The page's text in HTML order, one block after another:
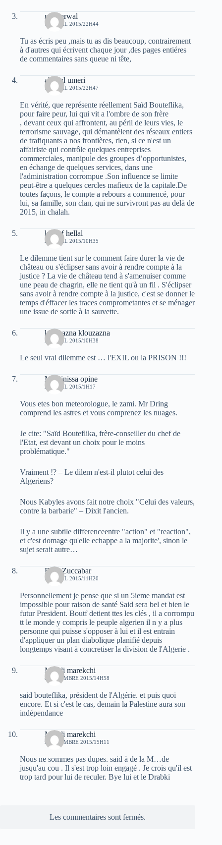
moh arwal
19 AVRIL 2015/22H44
Tu as écris peu ,mais tu as dis beaucoup, contrairement
à d'autres qui écrivent chaque jour ,des pages entiéres
de commentaires sans queue ni tête,
ahmed umeri
19 AVRIL 2015/22H47
En vérité, que représente réellement Saïd Bouteflika,
pour faire peur, lui qui vit a l'ombre de son frère
, devant ceux qui affrontent, au péril de leurs vies, le
terrorisme sauvage, qui démantèlent des réseaux entiers
de trafiquants a nos frontières, rien, si ce n'est un
affairiste qui contrôle quelques entreprises
commerciales, manipule des groupes d’opportunistes,
en échange de quelques services, dans une
l'administration corrompue .Son influence se limite
peut-être a quelques cercles mafieux de la capitale.De
toutes façons, le compte a rebours a commencé, pour
lui, sa famille, son clan, qui ne survivront pas au delà de
2015, in chalah.
khelaf hellal
20 AVRIL 2015/10H35
Le dilemme tient sur le comment faire durer la vie de
château ou s'éclipser sans avoir à rendre compte à la
justice ? La vie de château tend à s'amenuiser comme
une peau de chagrin, elle ne tient qu'à un fil . S'éclipser
sans avoir à rendre compte à la justice, c'est se donner le
temps d'éffacer les traces comprometantes et se ménager
une issue de sortie à la sauvette.
klouzazna klouzazna
20 AVRIL 2015/10H38
Le seul vrai dilemme est … l'EXIL ou la PRISON !!!
Massinissa opine
21 AVRIL 2015/1H17
Vous etes bon meteorologue, le zami. Mr Dring
comprend les astres et vous comprenez les nuages.
Je cite: "Saïd Bouteflika, frère-conseiller du chef de
l'Etat, est devant un choix pour le moins
problématique."
Vraiment !? – Le dilem n'est-il plutot celui des
Algeriens?
Nous Kabyles avons fait notre choix "Celui des valeurs,
contre la barbarie" – Dixit l'ancien.
Il y a une subtile differenceentre "action" et "reaction",
et c'est domage qu'elle echappe a la majorite', sinon le
sujet serait autre…
Bary Zuccabar
26 AVRIL 2015/11H20
Personnellement je pense que si un 5ieme mandat est
impossible pour raison de santé Said sera bel et bien le
futur President. Boutf detient ttes les clés , il a corrompu
tt le monde y compris le peuple algerien il n y a plus
personne qui puisse s'opposer à lui et il est entrain
d'appliquer un plan diabolique planifié depuis
longtemps visant à concretiser la division de l'Algerie .
Mehdi marekchi
8 DÉCEMBRE 2015/14H58
said bouteflika, président de l'Algérie. et puis quoi
encore. Et si c'est le cas, demain la Palestine aura son
indépendance
Mehdi marekchi
9 DÉCEMBRE 2015/15H11
Nous ne sommes pas dupes. said à de la M…de
jusqu'au cou . Il s'est trop loin engagé . Je crois qu'il est
trop tard pour lui de reculer. Bye lui et le Drabki
Les commentaires sont fermés.